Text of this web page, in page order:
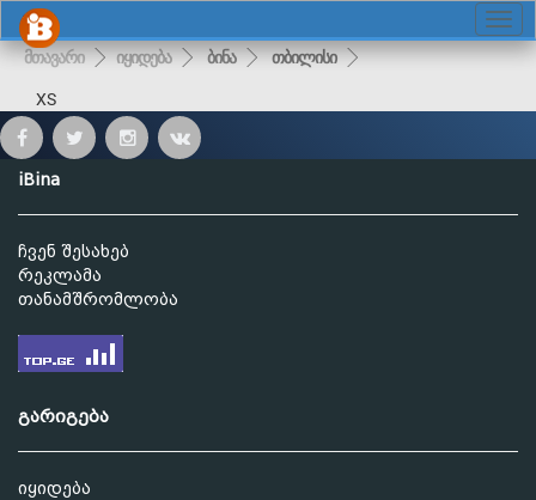
მთავარი იყიდება ბინა თბილისი
XS
iBina
ჩვენ შესახებ
რეკლამა
თანამშრომლობა
გარიგება
იყიდება